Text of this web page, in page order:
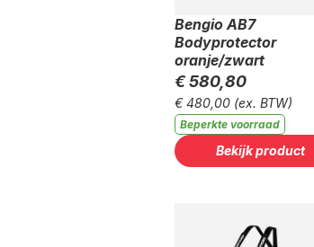
Bengio AB7
Bodyprotector
oranje/zwart
€ 580,80
€ 480,00 (ex. BTW)
Beperkte voorraad
Bekijk product